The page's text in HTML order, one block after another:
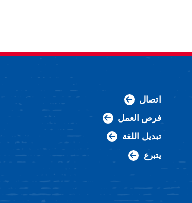
اتصال
فرص العمل
تبديل اللغة
يتبرع